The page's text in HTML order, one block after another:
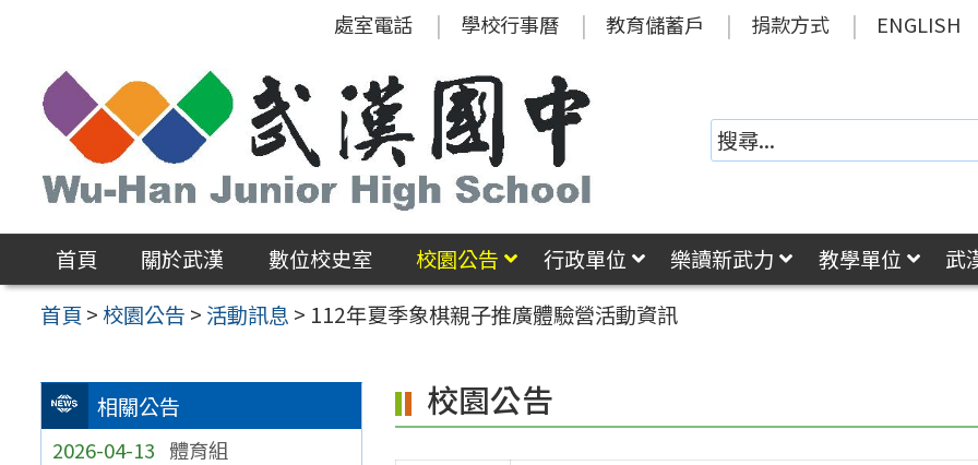
區
處室電話 學校行事曆 教育儲蓄戶 捐款方式 ENGLISH
首頁 關於武漢 數位校史室 校園公告 行政單位 樂讀新武力 教學單位
武
首頁 >校園公告 > 活動訊息 > 112年夏季象棋親子推廣體驗營活動資訊
相關公告
2026-04-13 體育組
校園公告